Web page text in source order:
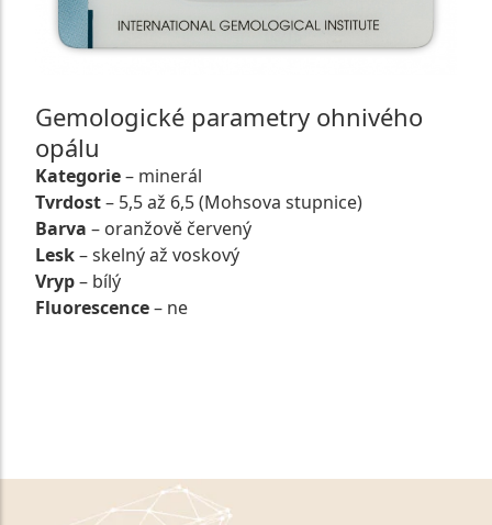
Gemologické parametry ohnivého
opálu
Kategorie– minerál
Tvrdost– 5,5 až 6,5 (Mohsova stupnice)
Barva – oranžově červený
Lesk– skelný až voskový
Vryp– bílý
Fluorescence– ne